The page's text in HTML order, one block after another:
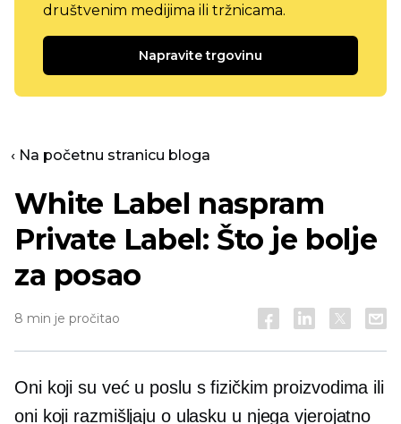
društvenim medijima ili tržnicama.
Napravite trgovinu
‹ Na početnu stranicu bloga
White Label naspram
Private Label: Što je bolje
za posao
8 min je pročitao
Oni koji su već u poslu s fizičkim proizvodima ili
oni koji razmišljaju o ulasku u njega vjerojatno